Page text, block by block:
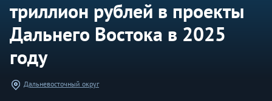
триллион рублей в проекты
Дальнего Востока в 2025
году
Дальневосточный округ